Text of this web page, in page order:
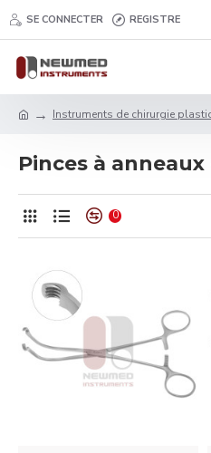
SE CONNECTER REGISTRE
Instruments de chirurgie
Pinces à anneaux
0